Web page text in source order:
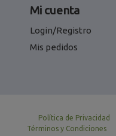
Mi cuenta
Login/Registro
Mis pedidos
Política de Privacidad
Términos y Condiciones